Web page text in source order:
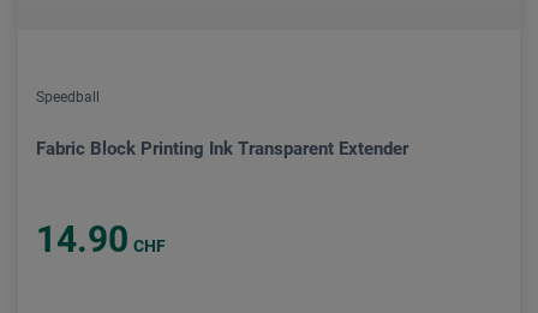
Speedball
Fabric Block Printing Ink Transparent Extender
14.90 CHF